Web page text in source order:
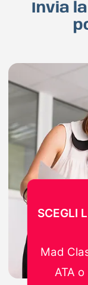
Invia
SCEGLI
Mad
ATA